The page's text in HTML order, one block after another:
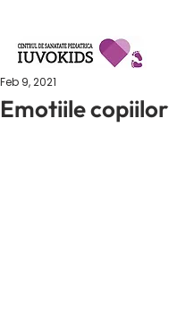
Emotiile
Feb 9, 2021